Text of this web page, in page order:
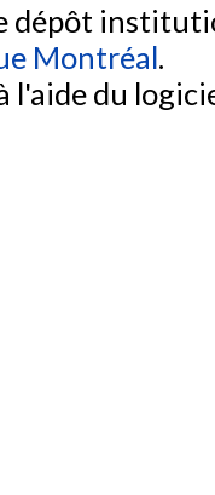
dépôt
Montréal.
l'aide du